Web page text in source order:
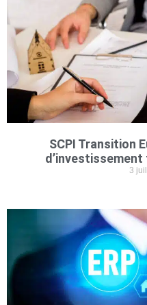
SCPI Transition
d’investissement
3